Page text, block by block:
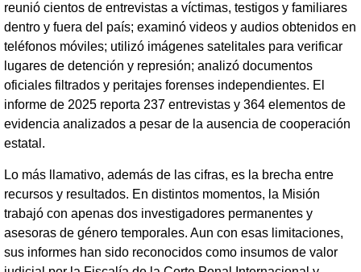
reunió cientos de entrevistas a víctimas, testigos y familiares
dentro y fuera del país; examinó videos y audios obtenidos en
teléfonos móviles; utilizó imágenes satelitales para verificar
lugares de detención y represión; analizó documentos
oficiales filtrados y peritajes forenses independientes. El
informe de 2025 reporta 237 entrevistas y 364 elementos de
evidencia analizados a pesar de la ausencia de cooperación
estatal.
Lo más llamativo, además de las cifras, es la brecha entre
recursos y resultados. En distintos momentos, la Misión
trabajó con apenas dos investigadores permanentes y
asesoras de género temporales. Aun con esas limitaciones,
sus informes han sido reconocidos como insumos de valor